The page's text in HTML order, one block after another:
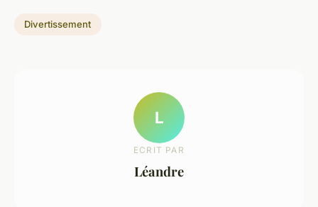
Divertissement
L
ECRIT PAR
Léandre